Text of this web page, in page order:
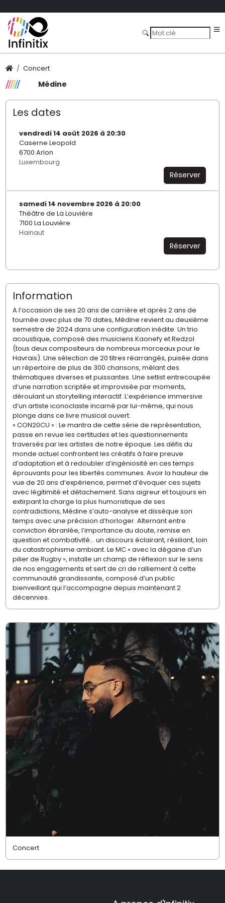
Concert
Médine
Les dates
vendredi 14 août 2026 à 20:30
Caserne Leopold
6700 Arlon
Luxembourg
Réserver
samedi 14 novembre 2026 à 20:00
Théâtre de La Louvière
7100 La Louvière
Hainaut
Réserver
Information
A l’occasion de ses 20 ans de carrière et après 2 ans de
tournée avec plus de 70 dates, Médine revient au deuxième
semestre de 2024 dans une configuration inédite. Un trio
acoustique, composé des musiciens Kaonefy et Redzol
(tous deux compositeurs de nombreux morceaux pour le
Havrais). Une sélection de 20 titres réarrangés, puisée dans
un répertoire de plus de 300 chansons, mêlant des
thématiques diverses et puissantes. Une setlist entrecoupée
d’une narration scriptée et improvisée par moments,
déroulant un storytelling interactif. L’expérience immersive
d’un artiste iconoclaste incarné par lui-même, qui nous
plonge dans ce livre musical ouvert.
« CON20CU » : Le mantra de cette série de représentation,
passe en revue les certitudes et les questionnements
traversés par les artistes de notre époque. Les défis du
monde actuel confrontent les créatifs à faire preuve
d’adaptation et à redoubler d’ingéniosité en ces temps
éprouvants pour les libertés communes. Avoir la hauteur de
vue de 20 ans d’expérience, permet d’évoquer ces sujets
avec légitimité et détachement. Sans aigreur et toujours en
extirpant la charge la plus humoristique de ses
contradictions, Médine s’auto-analyse et dissèque son
temps avec une précision d’horloger. Alternant entre
conviction ébranlée, l’importance du doute, remise en
question et combativité… un discours éclairant, résiliant, loin
du catastrophisme ambiant. Le MC « avec la dégaine d’un
pilier de Rugby », installe un champ de réflexion sur le sens
de nos engagements et sert de cri de ralliement à cette
communauté grandissante, composé d’un public
bienveillant qui l’accompagne depuis maintenant 2
décennies.
Concert